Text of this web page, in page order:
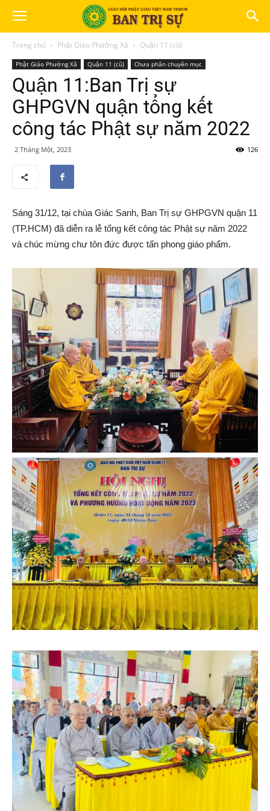
Trang chủ Phật Giáo Phường Xã Quận 11 (cũ)
Phật Giáo Phường Xã Quận 11 (cũ) Chưa phân chuyên mục
Quận 11:Ban Trị sự
GHPGVN quận tổng kết
công tác Phật sự năm 2022
2 Tháng Một, 2023 126
Sáng 31/12, tại chùa Giác Sanh, Ban Trị sự GHPGVN quận 11
(TP.HCM) đã diễn ra lễ tổng kết công tác Phật sự năm 2022
và chúc mừng chư tôn đức được tấn phong giáo phẩm.